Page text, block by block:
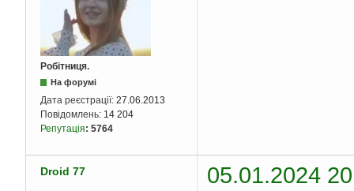
Робітниця.
На форумі
Дата реєстрації: 27.06.2013
Повідомлень: 14 204
Репутація: 5764
Droid 77 05.01.2024